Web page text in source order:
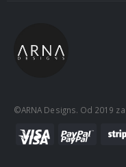
©ARNA Designs. Od 2019